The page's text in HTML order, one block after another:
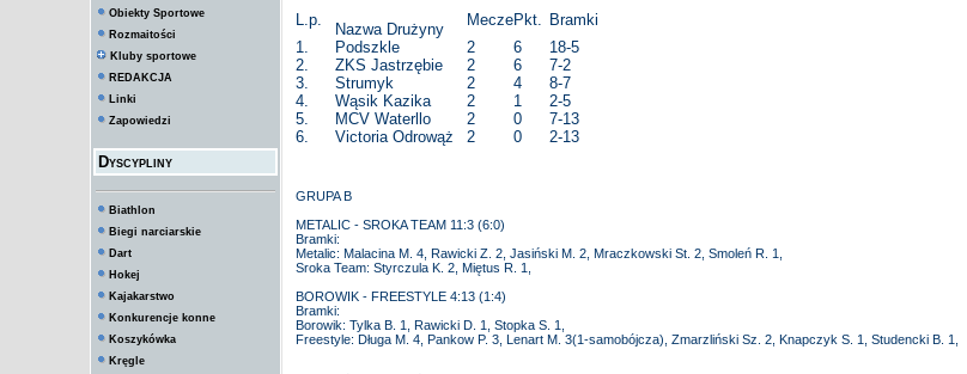
Obiekty Sportowe
Rozmaitości
Kluby sportowe
REDAKCJA
Linki
Zapowiedzi
Dyscypliny
Biathlon
Biegi narciarskie
Dart
Hokej
Kajakarstwo
Konkurencje konne
Koszykówka
Kręgle
L.p.
Nazwa Drużyny
MeczePkt. Bramki
1.
Podszkle 2 6
18-5
2.
ZKS Jastrzębie 2 6
7-2
3.
Strumyk 2 4
8-7
4.
Wąsik Kazika 2 1
2-5
5.
MCV Waterllo 2 0
7-13
6.
Victoria Odrowąż 2 0 2-13
GRUPA B
METALIC - SROKA TEAM 11:3 (6:0)
Bramki:
Metalic: Malacina M. 4, Rawicki Z. 2, Jasiński M. 2, Mraczkowski St. 2, Smoleń R. 1,
Sroka Team: Styrczula K. 2, Miętus R. 1,
BOROWIK - FREESTYLE 4:13 (1:4)
Bramki:
Borowik: Tylka B. 1, Rawicki D. 1, Stopka S. 1,
Freestyle: Długa M. 4, Pankow P. 3, Lenart M. 3(1-samobójcza), Zmarzliński Sz. 2, Knapczyk S. 1, Studencki B. 1,